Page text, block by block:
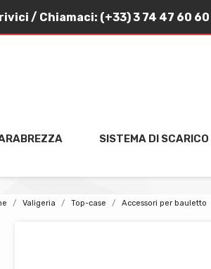
/ Chiamaci: (+33) 3 74 47 60 60
SISTEMA DI SCARICO
Valigeria Top-case Accessori per bauletto